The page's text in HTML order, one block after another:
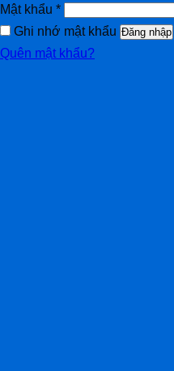
Mật khẩu *
Ghi nhớ mật khẩu Đăng nhập
Quên mật khẩu?